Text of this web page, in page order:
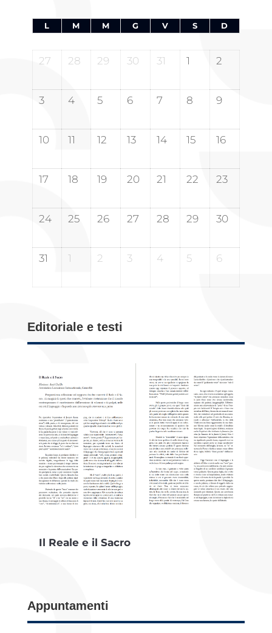
L M M G V S D
27 28 29 30 31 1 2
3 4 5 6 7 8 9
10 11 12 13 14 15 16
17 18 19 20 21 22 23
24 25 26 27 28 29 30
31 1 2 3 4 5 6
Editoriale e testi
Il Reale e il Sacro
Appuntamenti